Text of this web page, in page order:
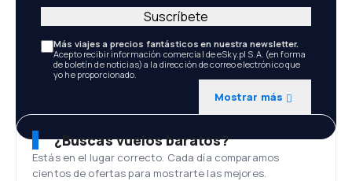
Más viajes a precios fantásticos en nuestra newsletter.
Acepto recibir información comercial de eSky.pl S.A. (en forma
de boletín de noticias) a la dirección de correo electrónico que
yo he proporcionado.
Mostrar más
Suscríbete
¿Buscas vuelos baratos?
Estás en el lugar correcto. Cada día comparamos
cientos de ofertas para mostrarte las mejores.